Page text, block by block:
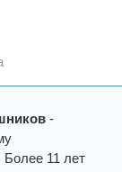
-
Более 11 лет